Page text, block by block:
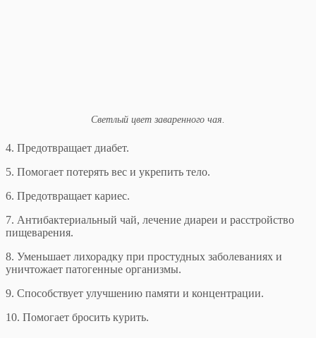
Светлый цвет заваренного чая.
4. Предотвращает диабет.
5. Помогает потерять вес и укрепить тело.
6. Предотвращает кариес.
7. Антибактериальный чай, лечение диареи и расстройство
пищеварения.
8. Уменьшает лихорадку при простудных заболеваниях и
уничтожает патогенные организмы.
9. Способствует улучшению памяти и концентрации.
10. Помогает бросить курить.